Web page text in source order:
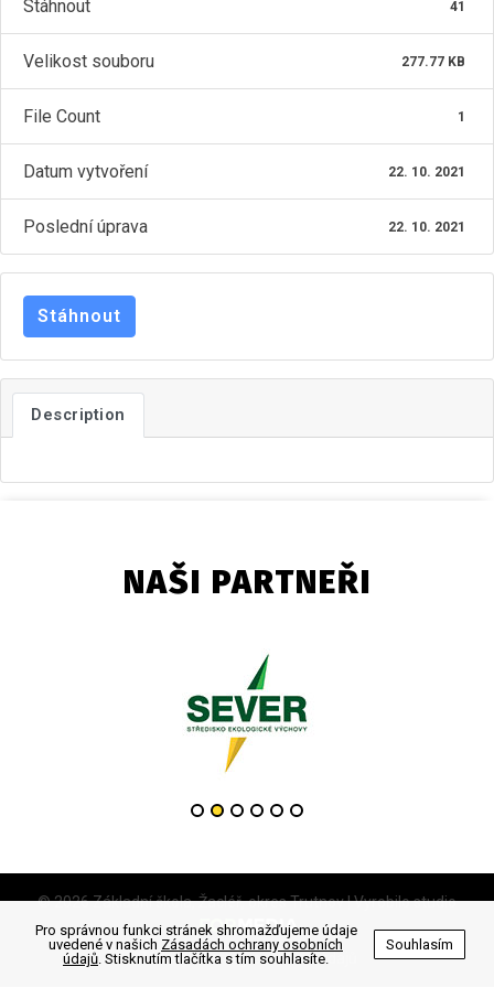
ZŠ ŽACLÉŘ
Stáhnout 41
Velikost souboru 277.77 KB
File Count 1
Datum vytvoření 22. 10. 2021
Poslední úprava 22. 10. 2021
Stáhnout
Description
NAŠI PARTNEŘI
© 2026 Základní škola, Žacléř, okres Trutnov | Vyrobilo studio
Zásady ochrany osobních údajů
Pro správnou funkci stránek shromažďujeme údaje
uvedené v našich Zásadách ochrany osobních
údajů. Stisknutím tlačítka s tím souhlasíte.
Souhlasím